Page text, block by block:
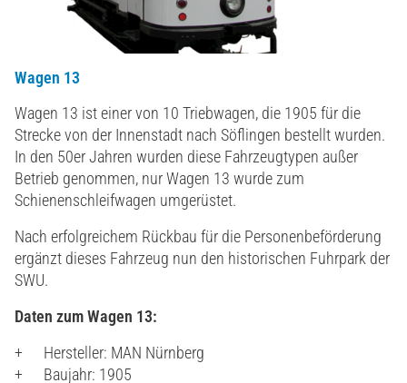
Wagen 13
Wagen 13 ist einer von 10 Triebwagen, die 1905 für die
Strecke von der Innenstadt nach Söflingen bestellt wurden.
In den 50er Jahren wurden diese Fahrzeugtypen außer
Betrieb genommen, nur Wagen 13 wurde zum
Schienenschleifwagen umgerüstet.
Nach erfolgreichem Rückbau für die Personenbeförderung
ergänzt dieses Fahrzeug nun den historischen Fuhrpark der
SWU.
Daten zum Wagen 13:
Hersteller: MAN Nürnberg
Baujahr: 1905